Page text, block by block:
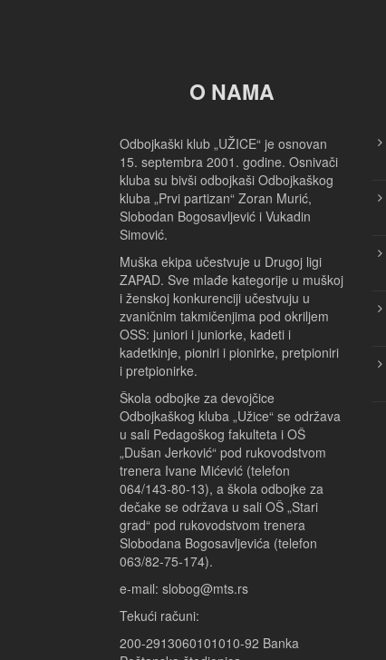
O NAMA
Odbojkaški klub „UŽICE“ je osnovan
15. septembra 2001. godine. Osnivači
kluba su bivši odbojkaši Odbojkaškog
kluba „Prvi partizan“ Zoran Murić,
Slobodan Bogosavljević i Vukadin
Simović.
Muška ekipa učestvuje u Drugoj ligi
ZAPAD. Sve mlađe kategorije u muškoj
i ženskoj konkurenciji učestvuju u
zvaničnim takmičenjima pod okriljem
OSS: juniori i juniorke, kadeti i
kadetkinje, pioniri i pionirke, pretpioniri
i pretpionirke.
Škola odbojke za devojčice
Odbojkaškog kluba „Užice“ se održava
u sali Pedagoškog fakulteta i OŠ
„Dušan Jerković“ pod rukovodstvom
trenera Ivane Mićević (telefon
064/143-80-13), a škola odbojke za
dečake se održava u sali OŠ „Stari
grad“ pod rukovodstvom trenera
Slobodana Bogosavljevića (telefon
063/82-75-174).
e-mail: slobog@mts.rs
Tekući računi:
200-2913060101010-92 Banka